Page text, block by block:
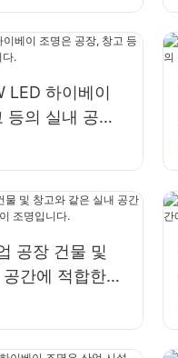
LED 하이베이
등의 실내 공간
공장 건물 및
간에 적합한
조명입니다.